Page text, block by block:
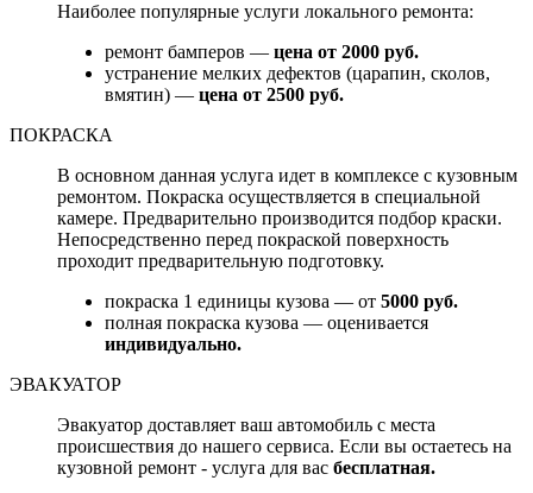
Наиболее популярные услуги локального ремонта:
ремонт бамперов — цена от 2000 руб.
устранение мелких дефектов (царапин, сколов,
вмятин) — цена от 2500 руб.
ПОКРАСКА
В основном данная услуга идет в комплексе с кузовным
ремонтом. Покраска осуществляется в специальной
камере. Предварительно производится подбор краски.
Непосредственно перед покраской поверхность
проходит предварительную подготовку.
покраска 1 единицы кузова — от 5000 руб.
полная покраска кузова — оценивается
индивидуально.
ЭВАКУАТОР
Эвакуатор доставляет ваш автомобиль с места
происшествия до нашего сервиса. Если вы остаетесь на
кузовной ремонт - услуга для вас бесплатная.